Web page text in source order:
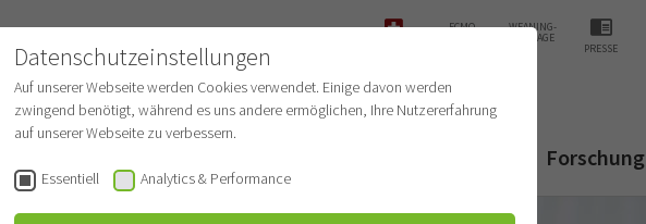
ECMO- WEANING-
ANFRAGE
PRESSE
Forschung
Datenschutzeinstellungen
Auf unserer Webseite werden Cookies verwendet. Einige davon werden
zwingend benötigt, während es uns andere ermöglichen, Ihre Nutzererfahrung
auf unserer Webseite zu verbessern.
Essentiell Analytics & Performance